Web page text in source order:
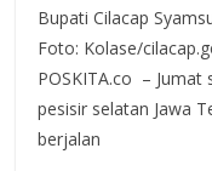
Bupati Cilacap
Foto: Kolase/
POSKITA.co – Jumat
pesisir selatan Jawa
berjalan